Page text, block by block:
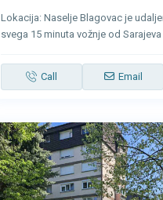
Lokacija: Naselje Blagovac je
svega 15 minuta vožnje od Sarajeva
Call Email